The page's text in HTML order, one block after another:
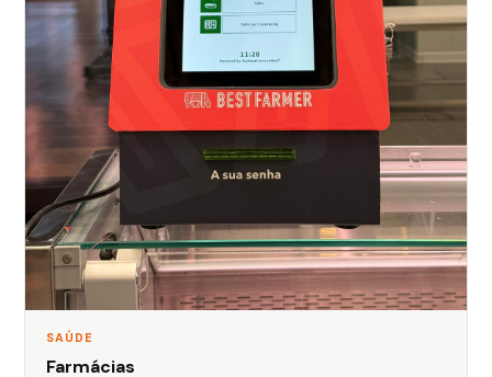
SAÚDE
Farmácias